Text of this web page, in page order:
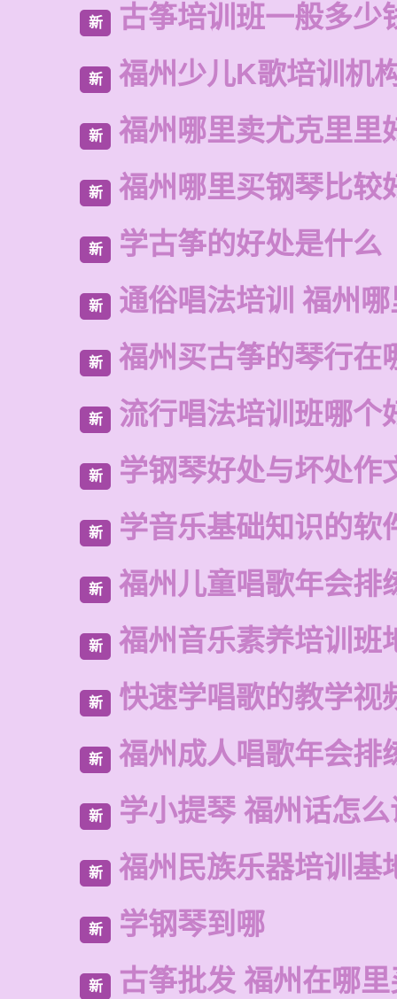
新 古筝培训班一般多少
新 福州少儿K歌培训机
新 福州哪里卖尤克里里
新 福州哪里买钢琴比较
新 学古筝的好处是什么
新 通俗唱法培训 福州
新 福州买古筝的琴行在
新 流行唱法培训班哪个
新 学钢琴好处与坏处作
新 学音乐基础知识的软
新 福州儿童唱歌年会排
新 福州音乐素养培训班
新 快速学唱歌的教学视
新 福州成人唱歌年会排
新 学小提琴 福州话怎
新 福州民族乐器培训基
新 学钢琴到哪
新 古筝批发 福州在哪